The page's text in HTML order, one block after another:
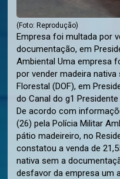
(Foto: Reprodução)
Empresa foi multada por
documentação, em
Ambiental Uma empresa
por vender madeira
Florestal (DOF), em
do Canal do g1
De acordo com
(26) pela Polícia Militar
pátio madeireiro, no
constatou a venda de
nativa sem a
desfavor da empresa um